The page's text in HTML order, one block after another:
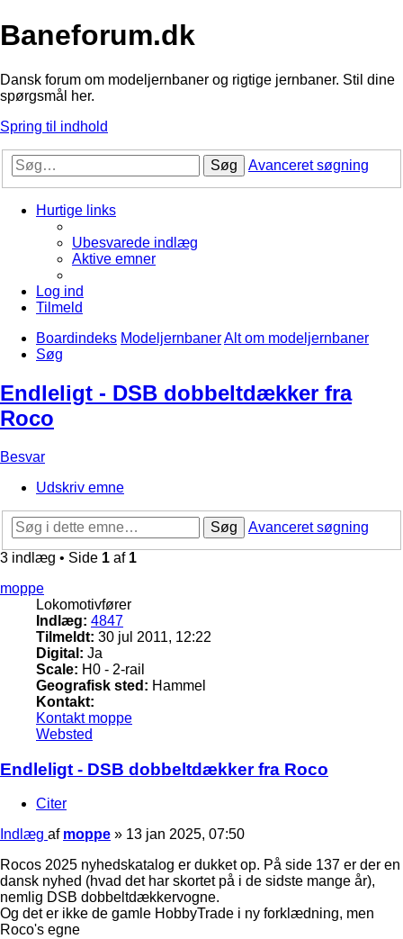
Baneforum.dk
Dansk forum om modeljernbaner og rigtige jernbaner. Stil dine
spørgsmål her.
Spring til indhold
Søg Avanceret søgning
Hurtige links
Ubesvarede indlæg
Aktive emner
Log ind
Tilmeld
Boardindeks ModeljernbanerAlt om modeljernbaner
Søg
Endleligt - DSB dobbeltdækker fra
Roco
Besvar
Udskriv emne
Søg
Avanceret søgning
3 indlæg • Side 1 af 1
moppe
Lokomotivfører
Indlæg: 4847
Tilmeldt: 30 jul 2011, 12:22
Digital: Ja
Scale: H0 - 2-rail
Geografisk sted: Hammel
Kontakt:
Kontakt moppe
Websted
Endleligt - DSB dobbeltdækker fra Roco
Citer
Indlæg af moppe » 13 jan 2025, 07:50
Rocos 2025 nyhedskatalog er dukket op. På side 137 er der en
dansk nyhed (hvad det har skortet på i de sidste mange år),
nemlig DSB dobbeltdækkervogne.
Og det er ikke de gamle HobbyTrade i ny forklædning, men
Roco's egne